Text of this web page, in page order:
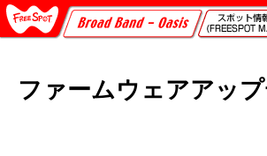
ファームウェアアッ